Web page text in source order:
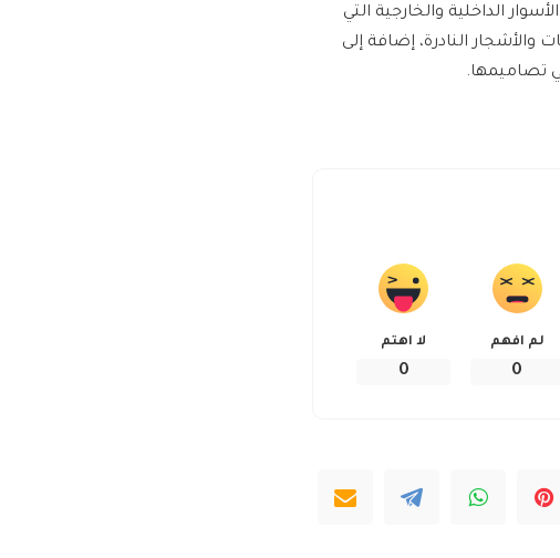
التطوير بتشييد حوالي 2700 متر من الأسوار الداخلية والخارجية التي
والأشجار النادرة، إضافة إلى
لم افهم
0
لا اهتم
0